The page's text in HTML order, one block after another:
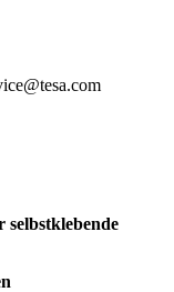
selbstklebende